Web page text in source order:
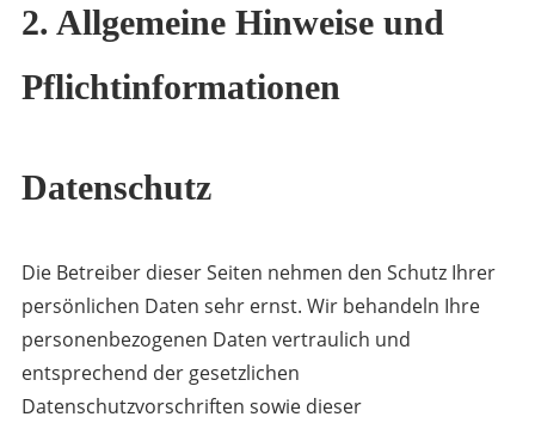
2. Allgemeine Hinweise und
Pflichtinformationen
Datenschutz
Die Betreiber dieser Seiten nehmen den Schutz Ihrer
persönlichen Daten sehr ernst. Wir behandeln Ihre
personenbezogenen Daten vertraulich und
entsprechend der gesetzlichen
Datenschutzvorschriften sowie dieser